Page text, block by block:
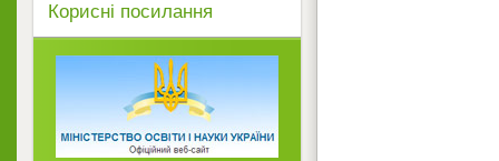
Корисні посилання